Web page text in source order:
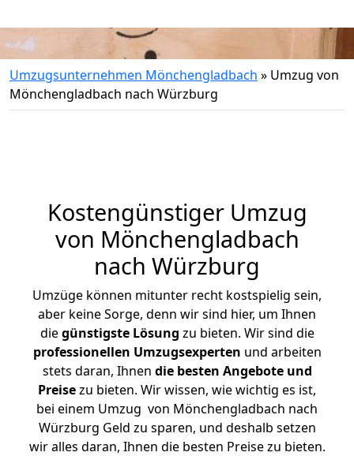
Umzugsunternehmen Mönchengladbach » Umzug von
Mönchengladbach nach Würzburg
Kostengünstiger Umzug
von Mönchengladbach
nach Würzburg
Umzüge können mitunter recht kostspielig sein,
aber keine Sorge, denn wir sind hier, um Ihnen
diegünstigste Lösung zu bieten. Wir sind die
professionellen Umzugsexperten und arbeiten
stets daran, Ihnen die besten Angebote und
Preisezu bieten. Wir wissen, wie wichtig es ist,
bei einem Umzug von Mönchengladbach nach
Würzburg Geld zu sparen, und deshalb setzen
wir alles daran, Ihnen die besten Preise zu bieten.